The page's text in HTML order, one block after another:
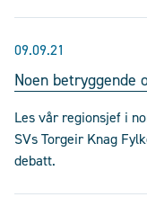
09.09.21
Noen betryggende
Les vår regionsjef i
SVs Torgeir Knag
debatt.